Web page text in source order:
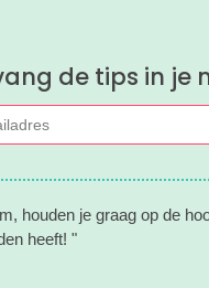
de tips in je
houden je graag op de
heeft! "